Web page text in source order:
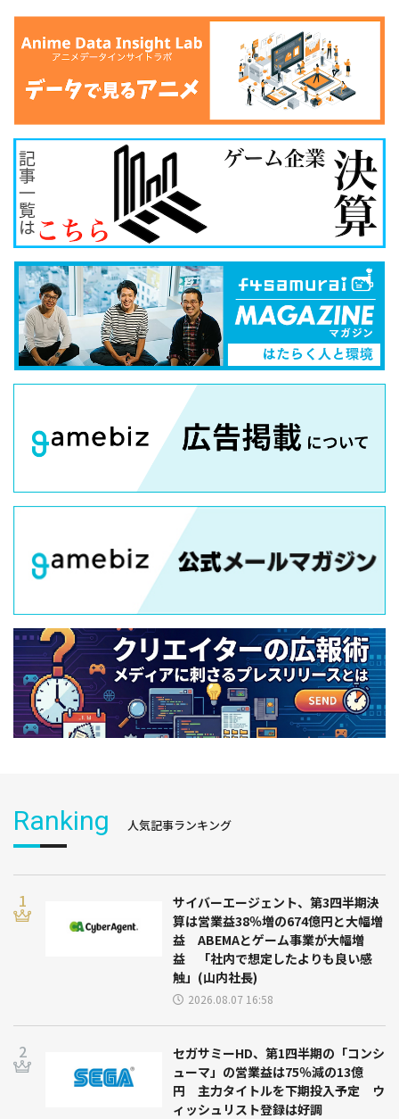
Ranking 人気記事ランキング
サイバーエージェント、第3四半期決
算は営業益38％増の674億円と大幅増
益 ABEMAとゲーム事業が大幅増
益 「社内で想定したよりも良い感
触」(山内社長)
2026.08.07 16:58
セガサミーHD、第1四半期の「コンシ
ューマ」の営業益は75％減の13億
円 主力タイトルを下期投入予定 ウ
ィッシュリスト登録は好調